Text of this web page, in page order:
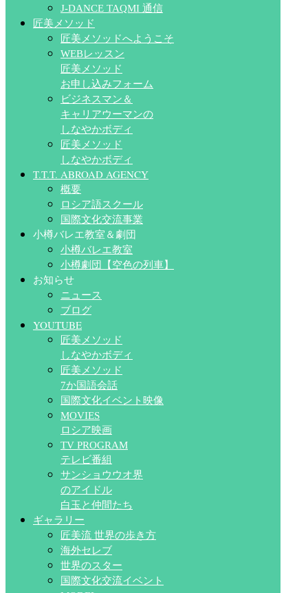
J-DANCE TAQMI 通信
匠美メソッド
匠美メソッドへようこそ
WEBレッスン
匠美メソッド
お申し込みフォーム
ビジネスマン＆
キャリアウーマンの
しなやかボディ
匠美メソッド
しなやかボディ
T.T.T. ABROAD AGENCY
概要
ロシア語スクール
国際文化交流事業
小樽バレエ教室＆劇団
小樽バレエ教室
小樽劇団【空色の列車】
お知らせ
ニュース
ブログ
YOUTUBE
匠美メソッド
しなやかボディ
匠美メソッド
7か国語会話
国際文化イベント映像
MOVIES
ロシア映画
TV PROGRAM
テレビ番組
サンショウウオ界
のアイドル
白玉と仲間たち
ギャラリー
匠美流 世界の歩き方
海外セレブ
世界のスター
国際文化交流イベント